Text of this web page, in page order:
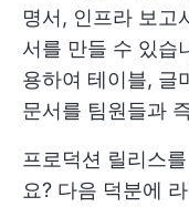
명서, 인프라 보고
서를 만들 수 있습
용하여 테이블, 글
문서를 팀원들과
프로덕션 릴리스
요? 다음 덕분에